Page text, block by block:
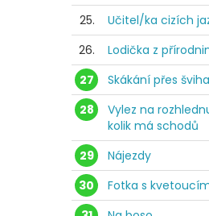
25.
Učitel/ka cizích
26.
Lodička z
27
Skákání přes
28
Vylez na
kolik má schodů
29
Nájezdy
30
Fotka s